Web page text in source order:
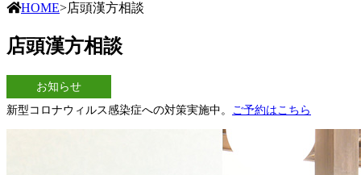
HOME>店頭漢方相談
店頭漢方相談
お知らせ
新型コロナウィルス感染症への対策実施中。
ご予約はこちら